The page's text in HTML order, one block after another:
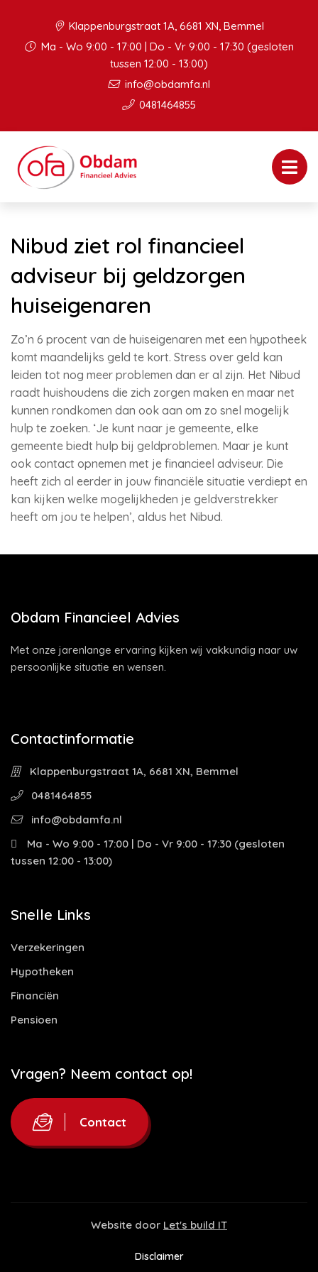
Klappenburgstraat 1A, 6681 XN, Bemmel
Ma - Wo 9:00 - 17:00 | Do - Vr 9:00 - 17:30 (gesloten
tussen 12:00 - 13:00)
info@obdamfa.nl
0481464855
Nibud ziet rol financieel
adviseur bij geldzorgen
huiseigenaren
Zo’n 6 procent van de huiseigenaren met een hypotheek
komt maandelijks geld te kort. Stress over geld kan
leiden tot nog meer problemen dan er al zijn. Het Nibud
raadt huishoudens die zich zorgen maken en maar net
kunnen rondkomen dan ook aan om zo snel mogelijk
hulp te zoeken. ‘Je kunt naar je gemeente, elke
gemeente biedt hulp bij geldproblemen. Maar je kunt
ook contact opnemen met je financieel adviseur. Die
heeft zich al eerder in jouw financiële situatie verdiept en
kan kijken welke mogelijkheden je geldverstrekker
heeft om jou te helpen’, aldus het Nibud.
Obdam Financieel Advies
Met onze jarenlange ervaring kijken wij vakkundig naar uw
persoonlijke situatie en wensen.
Contactinformatie
Klappenburgstraat 1A, 6681 XN, Bemmel
0481464855
info@obdamfa.nl
Ma - Wo 9:00 - 17:00 | Do - Vr 9:00 - 17:30 (gesloten
tussen 12:00 - 13:00)
Snelle Links
Verzekeringen
Hypotheken
Financiën
Pensioen
Vragen? Neem contact op!
Contact
Website door Let's build IT
Disclaimer